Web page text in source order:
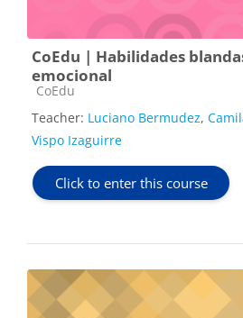
CoEdu | Habilidades
emocional
Course category
CoEdu
Teacher: Luciano Bermudez,
Vispo Izaguirre
Click to enter this course